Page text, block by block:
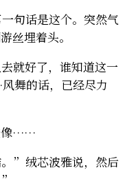
句话是这个。突然气
丝埋着头。
就好了，谁知道这一
舞的话，已经尽力
像……
”绒芯波雅说，然后